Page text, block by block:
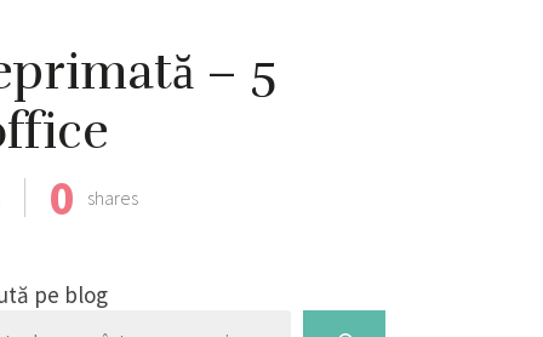
– 5
0 shares
pe blog